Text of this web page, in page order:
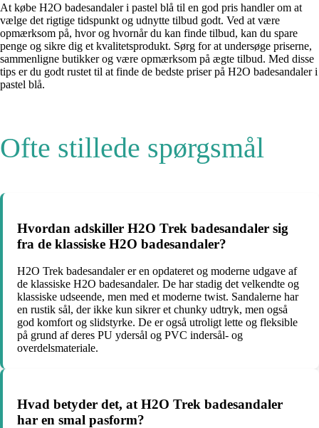
At købe H2O badesandaler i pastel blå til en god pris handler om at
vælge det rigtige tidspunkt og udnytte tilbud godt. Ved at være
opmærksom på, hvor og hvornår du kan finde tilbud, kan du spare
penge og sikre dig et kvalitetsprodukt. Sørg for at undersøge priserne,
sammenligne butikker og være opmærksom på ægte tilbud. Med disse
tips er du godt rustet til at finde de bedste priser på H2O badesandaler i
pastel blå.
Ofte stillede spørgsmål
Hvordan adskiller H2O Trek badesandaler sig
fra de klassiske H2O badesandaler?
H2O Trek badesandaler er en opdateret og moderne udgave af
de klassiske H2O badesandaler. De har stadig det velkendte og
klassiske udseende, men med et moderne twist. Sandalerne har
en rustik sål, der ikke kun sikrer et chunky udtryk, men også
god komfort og slidstyrke. De er også utroligt lette og fleksible
på grund af deres PU ydersål og PVC indersål- og
overdelsmateriale.
Hvad betyder det, at H2O Trek badesandaler
har en smal pasform?